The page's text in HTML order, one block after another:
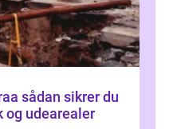
du
og udearealer